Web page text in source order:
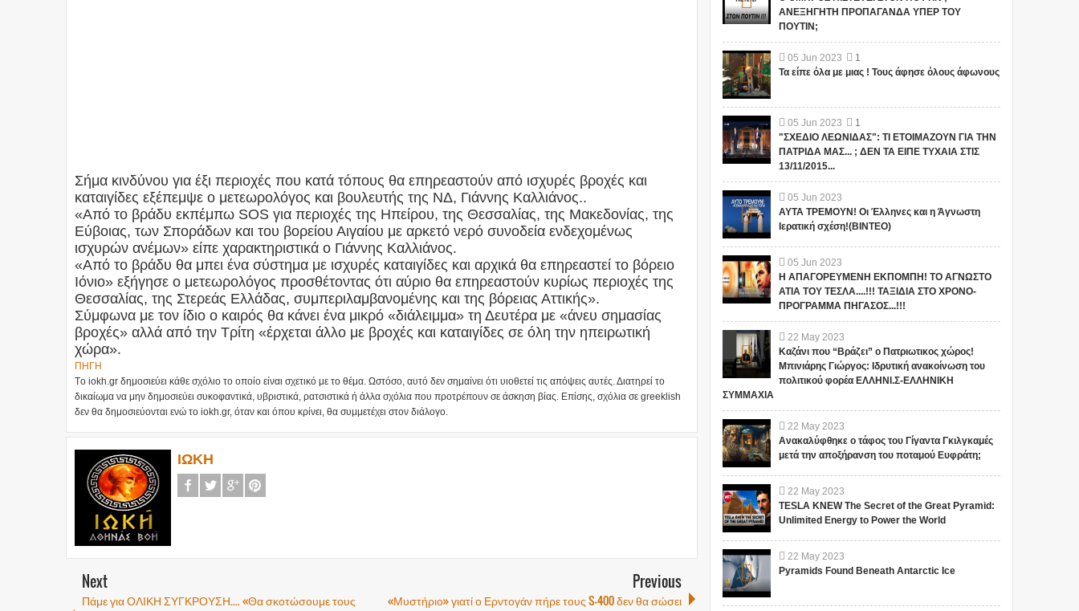
Σήμα κινδύνου για έξι περιοχές που κατά τόπους θα επηρεαστούν από ισχυρές βροχές και
καταιγίδες εξέπεμψε ο μετεωρολόγος και βουλευτής της ΝΔ, Γιάννης Καλλιάνος..
«Από το βράδυ εκπέμπω SOS για περιοχές της Ηπείρου, της Θεσσαλίας, της Μακεδονίας, της
Εύβοιας, των Σποράδων και του βορείου Αιγαίου με αρκετό νερό συνοδεία ενδεχομένως
ισχυρών ανέμων» είπε χαρακτηριστικά ο Γιάννης Καλλιάνος.
«Από το βράδυ θα μπει ένα σύστημα με ισχυρές καταιγίδες και αρχικά θα επηρεαστεί το βόρειο
Ιόνιο» εξήγησε ο μετεωρολόγος προσθέτοντας ότι αύριο θα επηρεαστούν κυρίως περιοχές της
Θεσσαλίας, της Στερεάς Ελλάδας, συμπεριλαμβανομένης και της βόρειας Αττικής».
Σύμφωνα με τον ίδιο ο καιρός θα κάνει ένα μικρό «διάλειμμα» τη Δευτέρα με «άνευ σημασίας
βροχές» αλλά από την Τρίτη «έρχεται άλλο με βροχές και καταιγίδες σε όλη την ηπειρωτική
χώρα».
ΠΗΓΗ
Tο iokh.gr δημοσιεύει κάθε σχόλιο το οποίο είναι σχετικό με το θέμα. Ωστόσο, αυτό δεν σημαίνει ότι υιοθετεί τις απόψεις αυτές. Διατηρεί το
δικαίωμα να μην δημοσιεύει συκοφαντικά, υβριστικά, ρατσιστικά ή άλλα σχόλια που προτρέπουν σε άσκηση βίας. Επίσης, σχόλια σε greeklish
δεν θα δημοσιεύονται ενώ το iokh.gr, όταν και όπου κρίνει, θα συμμετέχει στον διάλογο.
ΙΩΚΗ
Next
Πάμε για ΟΛΙΚΗ ΣΥΓΚΡΟΥΣΗ.... «Θα σκοτώσουμε τους
Previous
«Μυστήριο» γιατί ο Ερντογάν πήρε τους S-400 δεν θα σώσει
ΑΝΕΞΗΓΗΤΗ ΠΡΟΠΑΓΑΝΔΑ ΥΠΕΡ ΤΟΥ
ΠΟΥΤΙΝ;
05 Jun 2023
1
Τα είπε όλα με μιας ! Τους άφησε όλους άφωνους
05 Jun 2023
1
"ΣΧΕΔΙΟ ΛΕΩΝΙΔΑΣ": ΤΙ ΕΤΟΙΜΑΖΟΥΝ ΓΙΑ ΤΗΝ
ΠΑΤΡΙΔΑ ΜΑΣ... ; ΔΕΝ ΤΑ ΕΙΠΕ ΤΥΧΑΙΑ ΣΤΙΣ
13/11/2015...
05 Jun 2023
ΑΥΤΑ ΤΡΕΜΟΥΝ! Οι Έλληνες και η Άγνωστη
Ιερατική σχέση!(ΒΙΝΤΕΟ)
05 Jun 2023
Η ΑΠΑΓΟΡΕΥΜΕΝΗ ΕΚΠΟΜΠΗ! ΤΟ ΑΓΝΩΣΤΟ
ΑΤΙΑ ΤΟΥ ΤΕΣΛΑ....!!! ΤΑΞΙΔΙΑ ΣΤΟ ΧΡΟΝΟ-
ΠΡΟΓΡΑΜΜΑ ΠΗΓΑΣΟΣ...!!!
22 May 2023
Καζάνι που “Βράζει” ο Πατριωτικος χώρος!
Μπινιάρης Γιώργος: Ιδρυτική ανακοίνωση του
πολιτικού φορέα ΕΛΛΗΝΙ.Σ-ΕΛΛΗΝΙΚΗ
ΣΥΜΜΑΧΙΑ
22 May 2023
Ανακαλύφθηκε ο τάφος του Γίγαντα Γκιλγκαμές
μετά την αποξήρανση του ποταμού Ευφράτη;
22 May 2023
TESLA KNEW The Secret of the Great Pyramid:
Unlimited Energy to Power the World
22 May 2023
Pyramids Found Beneath Antarctic Ice